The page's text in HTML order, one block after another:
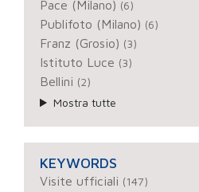
Pace (Milano) (6)
Publifoto (Milano) (6)
Franz (Grosio) (3)
Istituto Luce (3)
Bellini (2)
Mostra tutte
KEYWORDS
Visite ufficiali (147)